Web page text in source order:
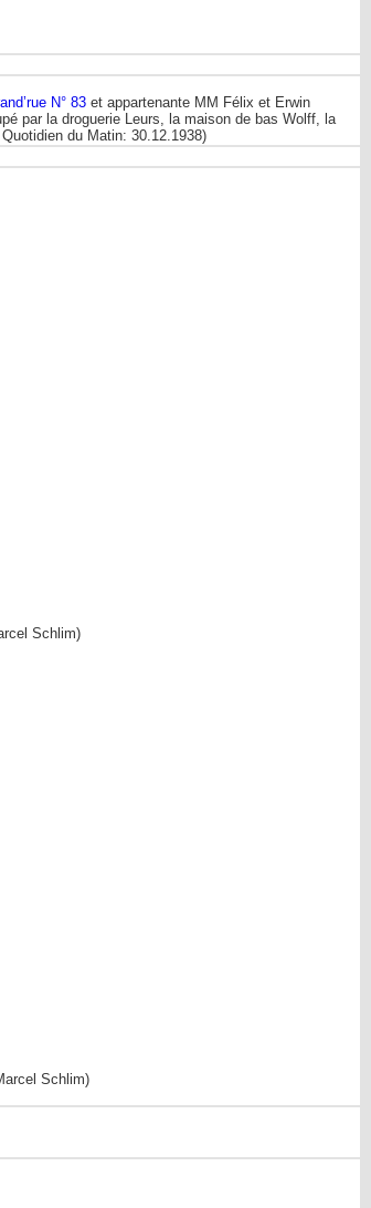
N° 83 et appartenante MM Félix et Erwin
par la droguerie Leurs, la maison de bas Wolff, la
du Matin: 30.12.1938)
Schlim)
Schlim)